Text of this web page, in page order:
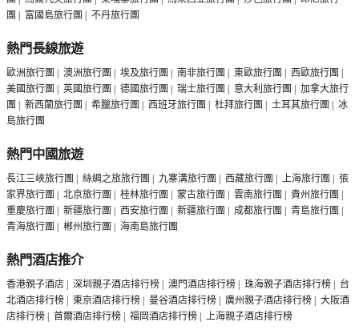
團 | 富國島旅行團 | 不丹旅行團
熱門長線旅遊
歐洲旅行團 | 澳洲旅行團 | 埃及旅行團 | 南非旅行團 | 東歐旅行團 | 西歐旅行團 |
美國旅行團 | 英國旅行團 | 德國旅行團 | 瑞士旅行團 | 意大利旅行團 | 加拿大旅行
團 | 新西蘭旅行團 | 希臘旅行團 | 西班牙旅行團 | 杜拜旅行團 | 土耳其旅行團 | 冰
島旅行團
熱門中國旅遊
長江三峽旅行團 | 絲綢之旅旅行團 | 九寨溝旅行團 | 西藏旅行團 | 上海旅行團 | 張
家界旅行團 | 北京旅行團 | 桂林旅行團 | 蒙古旅行團 | 雲南旅行團 | 貴州旅行團 |
重慶旅行團 | 新疆旅行團 | 西安旅行團 | 新疆旅行團 | 成都旅行團 | 青島旅行團 |
青海旅行團 | 郴州旅行團 | 海南島旅行團
熱門酒店推介
香港親子酒店 | 深圳親子酒店排行榜 | 澳門酒店排行榜 | 珠海親子酒店排行榜 | 台
北酒店排行榜 | 東京酒店排行榜 | 曼谷酒店排行榜 | 廣州親子酒店排行榜 | 大阪酒
店排行榜 | 首爾酒店排行榜 | 福岡酒店排行榜 | 上海親子酒店排行榜